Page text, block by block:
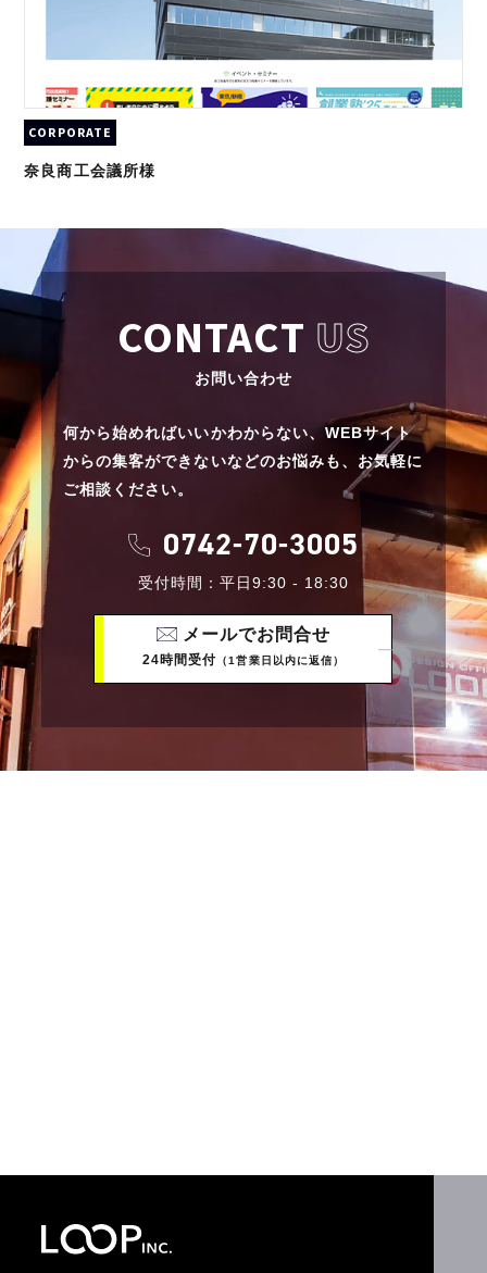
CORPORATE
奈良商工会議所様
CONTACT US
お問い合わせ
何から始めればいいかわからない、 WEBサイト
からの集客ができないなどのお悩みも、 お気軽に
ご相談ください。
0742-70-3005
受付時間：平日9:30 - 18:30
メールでお問合せ
24時間受付 （1営業日以内に返信）